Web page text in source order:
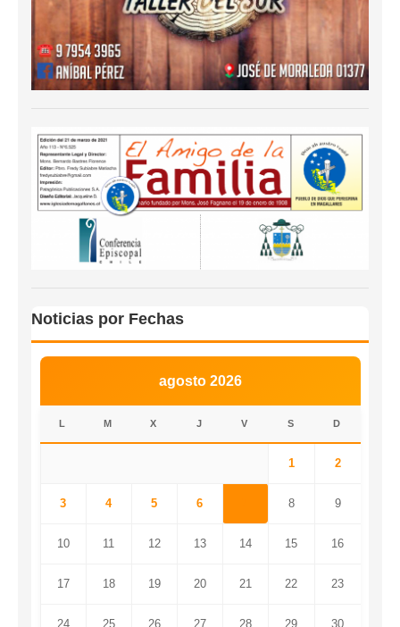
Noticias por Fechas
agosto 2026
L M X J V S D
1 2
3 4 5 6 8 9
10 11 12 13 14 15 16
17 18 19 20 21 22 23
24 25 26 27 28 29 30